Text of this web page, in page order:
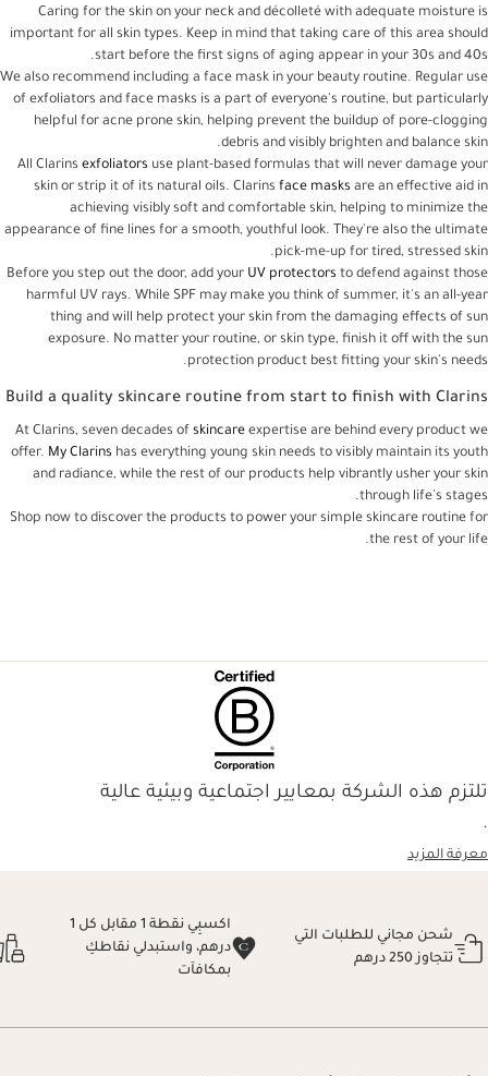
Caring for the skin on your neck and décolleté with adequate moisture is
important for all skin types. Keep in mind that taking care of this area should
start before the first signs of aging appear in your 30s and 40s.
We also recommend including a face mask in your beauty routine. Regular use
of exfoliators and face masks is a part of everyone's routine, but particularly
helpful for acne prone skin, helping prevent the buildup of pore-clogging
debris and visibly brighten and balance skin.
All Clarins exfoliators use plant-based formulas that will never damage your
skin or strip it of its natural oils. Clarins face masks are an effective aid in
achieving visibly soft and comfortable skin, helping to minimize the
appearance of fine lines for a smooth, youthful look. They're also the ultimate
pick-me-up for tired, stressed skin.
Before you step out the door, add your UV protectors to defend against those
harmful UV rays. While SPF may make you think of summer, it's an all-year
thing and will help protect your skin from the damaging effects of sun
exposure. No matter your routine, or skin type, finish it off with the sun
protection product best fitting your skin's needs.
Build a quality skincare routine from start to finish with Clarins
At Clarins, seven decades of skincare expertise are behind every product we
offer. My Clarins has everything young skin needs to visibly maintain its youth
and radiance, while the rest of our products help vibrantly usher your skin
through life's stages.
Shop now to discover the products to power your simple skincare routine for
the rest of your life.
تلتزم هذه الشركة بمعايير اجتماعية وبيئية عالية
.
معرفة المزيد
شحن مجاني للطلبات التي
تتجاوز 250 درهم
اكسبِي نقطة 1 مقابل كل 1
درهم، واستبدلي نقاطكِ
بمكافآت